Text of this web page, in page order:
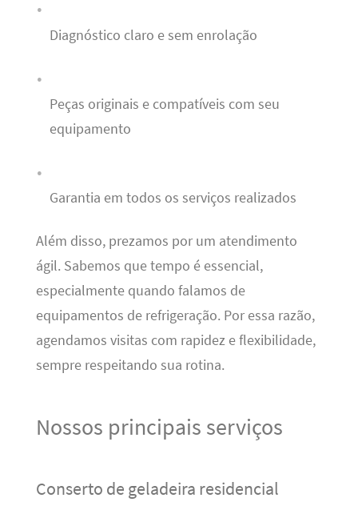
Diagnóstico claro e sem enrolação
Peças originais e compatíveis com seu
equipamento
Garantia em todos os serviços realizados
Além disso, prezamos por um atendimento
ágil. Sabemos que tempo é essencial,
especialmente quando falamos de
equipamentos de refrigeração. Por essa razão,
agendamos visitas com rapidez e flexibilidade,
sempre respeitando sua rotina.
Nossos principais serviços
Conserto de geladeira residencial